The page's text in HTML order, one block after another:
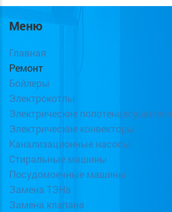
Меню
Главная
Ремонт
Бойлеры
Электрокотлы
Электрические полотенцесушители
Электрические конвекторы
Канализационные насосы
Стиральные машины
Посудомоечные машины
Замена ТЭНа
Замена клапана